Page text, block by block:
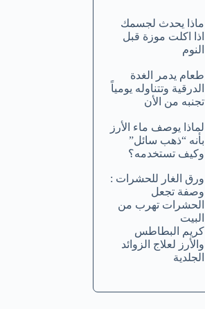
ماذا يحدث لجسمك
اذا اكلت موزة قبل
النوم
طعام يدمر الغدة
الدرقية وتتناوله يومياً
تجنبه من الأن
لماذا يوصف ماء الأرز
بأنه “ذهب سائل”
وكيف تستخدمه؟
ورق الغار للحشرات :
وصفة تجعل
الحشرات تهرب من
البيت
كريم البطاطس
والأرز لعلاج الزوائد
الجلدية